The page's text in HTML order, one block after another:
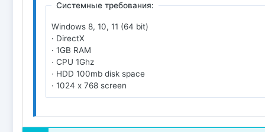
Системные требования:
Windows 8, 10, 11 (64 bit)
· DirectX
· 1GB RAM
· CPU 1Ghz
· HDD 100mb disk space
· 1024 x 768 screen